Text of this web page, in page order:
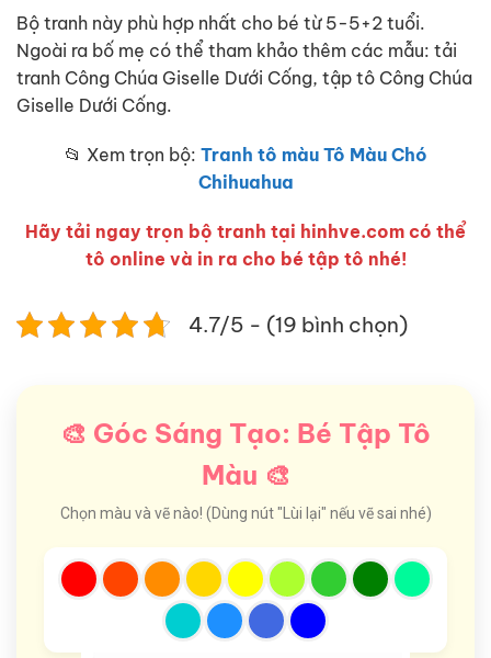
Bộ tranh này phù hợp nhất cho bé từ 5-5+2 tuổi.
Ngoài ra bố mẹ có thể tham khảo thêm các mẫu: tải
tranh Công Chúa Giselle Dưới Cống, tập tô Công Chúa
Giselle Dưới Cống.
📂 Xem trọn bộ: Tranh tô màu Tô Màu Chó
Chihuahua
Hãy tải ngay trọn bộ tranh tại hinhve.com có thể
tô online và in ra cho bé tập tô nhé!
4.7/5 - (19 bình chọn)
🎨 Góc Sáng Tạo: Bé Tập Tô
Màu 🎨
Chọn màu và vẽ nào! (Dùng nút "Lùi lại" nếu vẽ sai nhé)